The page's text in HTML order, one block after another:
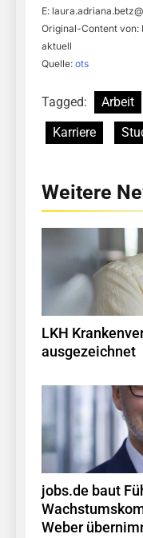
E:
Original-Content von:
aktuell
Quelle: ots
Tagged: Arbeit
Karriere
Weitere
LKH
ausgezeichnet
jobs.de baut
Weber